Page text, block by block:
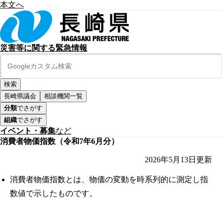
本文へ
災害等に関する緊急情報
長崎県議会
相談機関一覧
分類でさがす
組織でさがす
イベント・募集など
消費者物価指数（令和7年6月分）
2026年5月13日 更新
消費者物価指数とは、物価の変動を時系列的に測定し指
数値で示したものです。